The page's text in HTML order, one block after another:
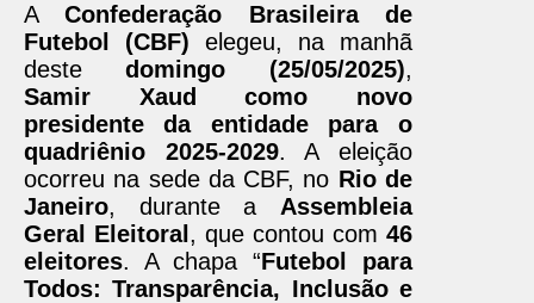
AConfederação Brasileira de
Futebol (CBF) elegeu, na manhã
destedomingo (25/05/2025),
Samir Xaud como novo
presidente da entidade para o
quadriênio 2025-2029. A eleição
ocorreu na sede da CBF, no Rio de
Janeiro, durante a Assembleia
Geral Eleitoral , que contou com 46
eleitores. A chapa “Futebol para
Todos: Transparência, Inclusão e